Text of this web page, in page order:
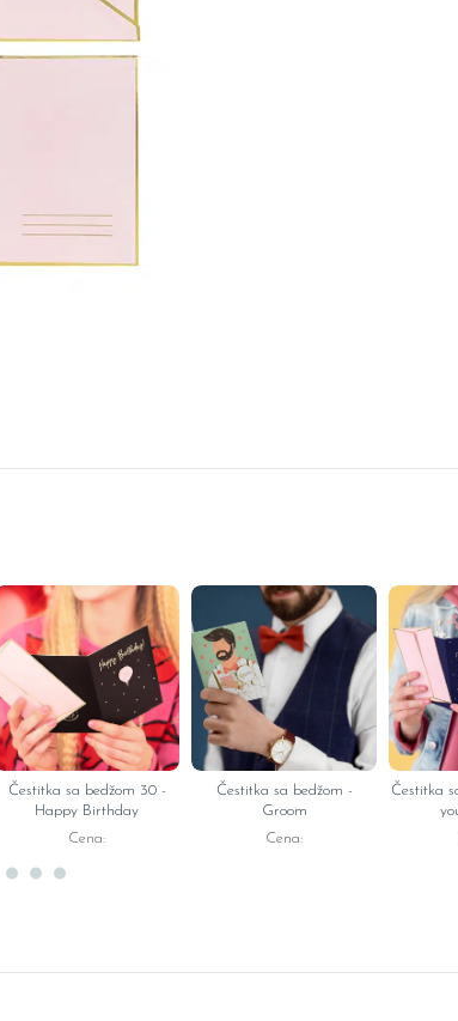
Čestitka sa bedžom 30 -
Happy Birthday
Cena:
Čestitka sa bedžom -
Groom
Cena:
Čestitka